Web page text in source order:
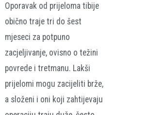
Oporavak od prijeloma tibije
obično traje tri do šest
mjeseci za potpuno
zacjeljivanje, ovisno o težini
povrede i tretmanu. Lakši
prijelomi mogu zacijeliti brže,
a složeni i oni koji zahtijevaju